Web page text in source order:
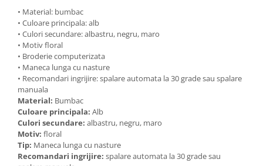
• Material: bumbac
• Culoare principala: alb
• Culori secundare: albastru, negru, maro
• Motiv floral
• Broderie computerizata
• Maneca lunga cu nasture
• Recomandari ingrijire: spalare automata la 30 grade sau spalare
manuala
Material: Bumbac
Culoare principala: Alb
Culori secundare: albastru, negru, maro
Motiv: floral
Tip: Maneca lunga cu nasture
Recomandari ingrijire: spalare automata la 30 grade sau